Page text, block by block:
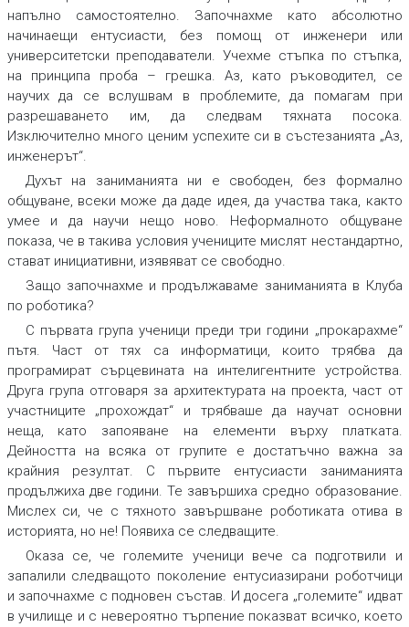
напълно самостоятелно. Започнахме като абсолютно
начинаещи ентусиасти, без помощ от инженери или
университетски преподаватели. Учехме стъпка по стъпка,
на принципа проба – грешка. Аз, като ръководител, се
научих да се вслушвам в проблемите, да помагам при
разрешаването им, да следвам тяхната посока.
Изключително много ценим успехите си в състезанията „Аз,
инженерът“.
Духът на заниманията ни е свободен, без формално
общуване, всеки може да даде идея, да участва така, както
умее и да научи нещо ново. Неформалното общуване
показа, че в такива условия учениците мислят нестандартно,
стават инициативни, изявяват се свободно.
Защо започнахме и продължаваме заниманията в Клуба
по роботика?
С първата група ученици преди три години „прокарахме“
пътя. Част от тях са информатици, които трябва да
програмират сърцевината на интелигентните устройства.
Друга група отговаря за архитектурата на проекта, част от
участниците „прохождат“ и трябваше да научат основни
неща, като запояване на елементи върху платката.
Дейността на всяка от групите е достатъчно важна за
крайния резултат. С първите ентусиасти заниманията
продължиха две години. Те завършиха средно образование.
Мислех си, че с тяхното завършване роботиката отива в
историята, но не! Появиха се следващите.
Оказа се, че големите ученици вече са подготвили и
запалили следващото поколение ентусиазирани роботчици
и започнахме с подновен състав. И досега „големите“ идват
в училище и с невероятно търпение показват всичко, което